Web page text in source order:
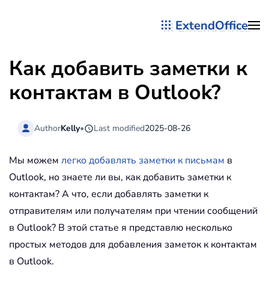
ExtendOffice
Как добавить заметки к
контактам в Outlook?
AuthorKelly• Last modified2025-08-26
Мы можем легко добавлять заметки к письмам в
Outlook, но знаете ли вы, как добавить заметки к
контактам? А что, если добавлять заметки к
отправителям или получателям при чтении сообщений
в Outlook? В этой статье я представлю несколько
простых методов для добавления заметок к контактам
в Outlook.